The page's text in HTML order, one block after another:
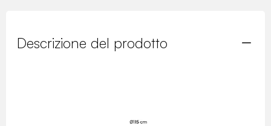
Descrizione del prodotto